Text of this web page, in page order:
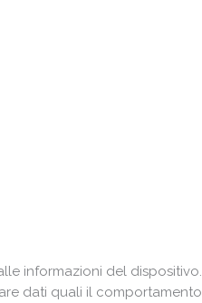
informazioni del
dati quali il